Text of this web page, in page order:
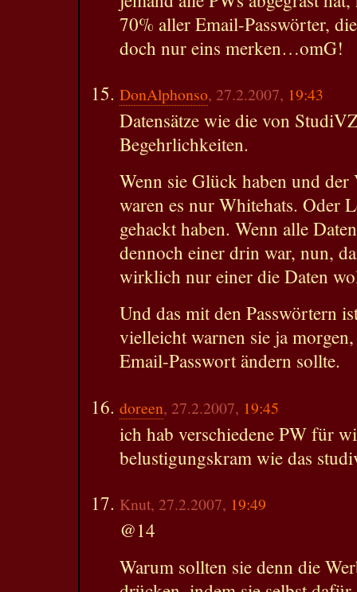
70% aller Email-Passwörter,
doch nur eins merken…omG!
DonAlphonso, 27.2.2007, 19:43
Datensätze wie die von
Begehrlichkeiten.
Wenn sie Glück haben und
waren es nur Whitehats. Oder
gehackt haben. Wenn alle
dennoch einer drin war, nun,
wirklich nur einer die Daten
Und das mit den Passwörtern
vielleicht warnen sie ja morgen,
Email-Passwort ändern sollte.
doreen, 27.2.2007, 19:45
ich hab verschiedene PW für
belustigungskram wie das
Knut, 27.2.2007, 19:49
@14
Warum sollten sie denn die